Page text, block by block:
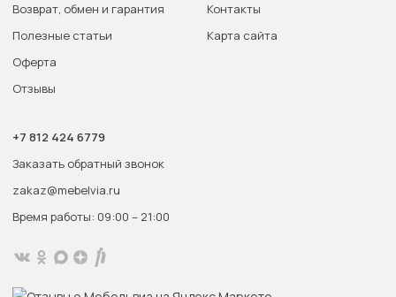
Возврат, обмен и гарантия
Полезные статьи
Оферта
Отзывы
Контакты
Карта сайта
+7 812 424 6779
Заказать обратный звонок
zakaz@mebelvia.ru
Время работы: 09:00 – 21:00